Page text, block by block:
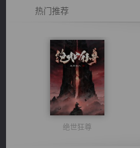
热门推荐
绝世狂尊